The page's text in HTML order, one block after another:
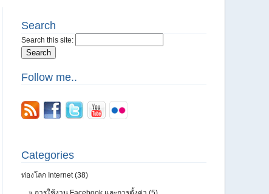
Search
Search this site:
Follow me..
Categories
ท่องโลก Internet (38)